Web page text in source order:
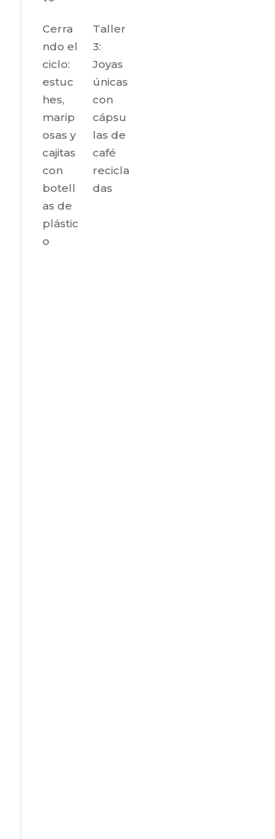
Cerra
ndo el
ciclo:
estuc
hes,
marip
osas y
cajitas
con
botell
as de
plástic
o
Taller
3:
Joyas
únicas
con
cápsu
las de
café
recicla
das